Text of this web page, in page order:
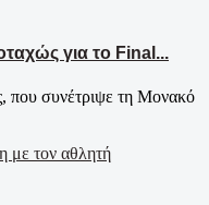
για το Final...
που συνέτριψε τη Μονακό